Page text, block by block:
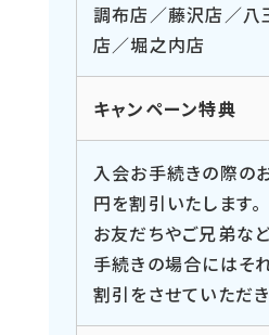
調布店／藤沢店／八
店／堀之内店
キャンペーン特典
入会お手続きの際の
円を割引いたします。
お友だちやご兄弟な
手続きの場合にはそ
割引をさせていただき